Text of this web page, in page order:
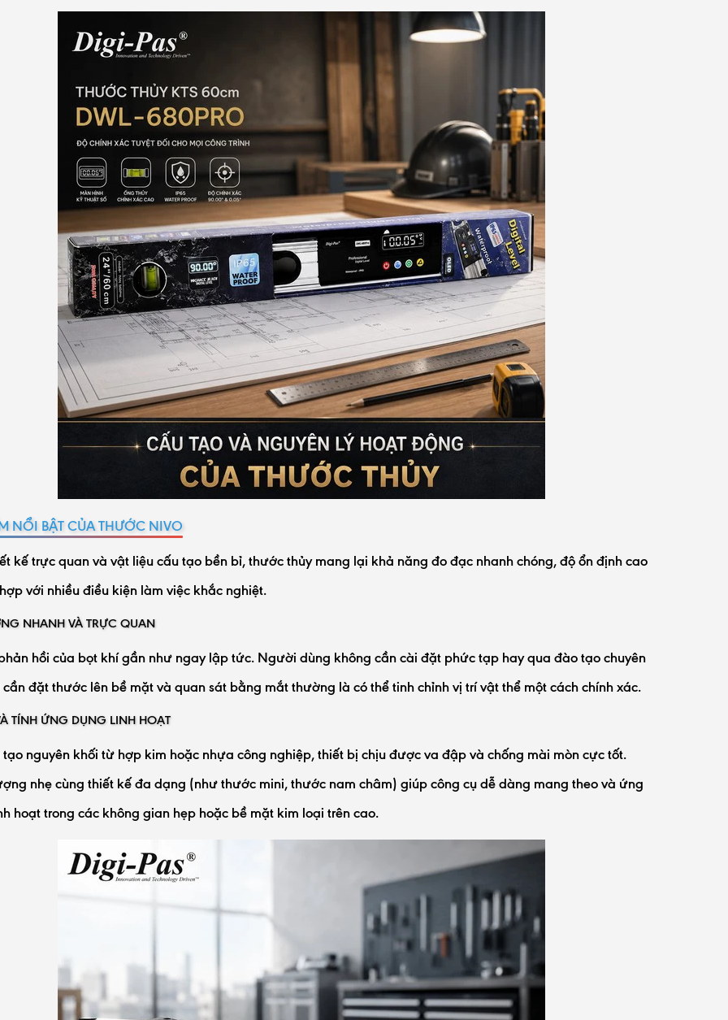
NỔI BẬT CỦA THƯỚC NIVO
kế trực quan và vật liệu cấu tạo bền bỉ, thước thủy mang lại khả năng đo đạc nhanh chóng, độ ổn định cao
với nhiều điều kiện làm việc khắc nghiệt.
NHANH VÀ TRỰC QUAN
hồi của bọt khí gần như ngay lập tức. Người dùng không cần cài đặt phức tạp hay qua đào tạo chuyên
cần đặt thước lên bề mặt và quan sát bằng mắt thường là có thể tinh chỉnh vị trí vật thể một cách chính xác.
TÍNH ỨNG DỤNG LINH HOẠT
tạo nguyên khối từ hợp kim hoặc nhựa công nghiệp, thiết bị chịu được va đập và chống mài mòn cực tốt.
nhẹ cùng thiết kế đa dạng (như thước mini, thước nam châm) giúp công cụ dễ dàng mang theo và ứng
hoạt trong các không gian hẹp hoặc bề mặt kim loại trên cao.